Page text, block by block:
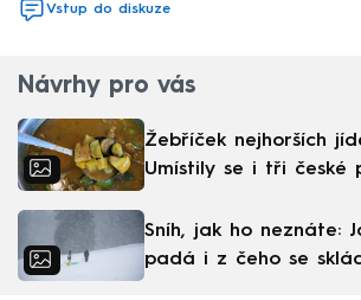
Vstup do diskuze
Návrhy pro vás
Žebříček nejhorších
Umístily se i tři české
Sníh, jak ho neznáte:
padá i z čeho se